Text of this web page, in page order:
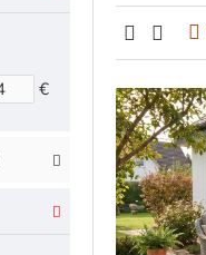
€